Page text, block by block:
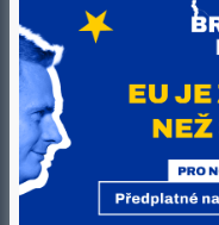
Newslettery
RSS kanály
Autorská práva vykonává
zakázáno jakékoli užití částí
jakýmkoli způsobem,
jiném jazyce. Bez souhlasu
obsahu pro účely